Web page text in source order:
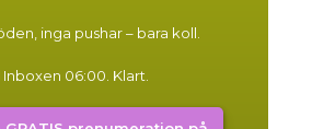
inga pushar – bara koll.
Inboxen 06:00. Klart.